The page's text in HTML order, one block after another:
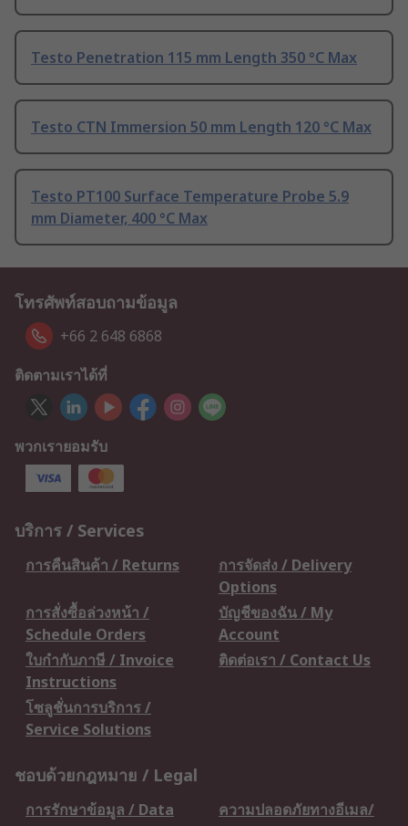
Testo Penetration 115 mm Length 350 °C Max
Testo CTN Immersion 50 mm Length 120 °C Max
Testo PT100 Surface Temperature Probe 5.9
mm Diameter, 400 °C Max
โทรศัพท์สอบถามข้อมูล
+66 2 648 6868
ติดตามเราได้ที่
พวกเรายอมรับ
บริการ / Services
การคืนสินค้า / Returns
การจัดส่ง / Delivery
Options
การสั่งซื้อล่วงหน้า /
Schedule Orders
บัญชีของฉัน / My
Account
ใบกำกับภาษี / Invoice
Instructions
ติดต่อเรา / Contact Us
โซลูชั่นการบริการ /
Service Solutions
ชอบด้วยกฎหมาย / Legal
การรักษาข้อมูล / Data
ความปลอดภัยทางอีเมล/